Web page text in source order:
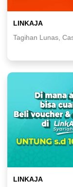
LINKAJA
Tagihan Lunas,
LINKAJA